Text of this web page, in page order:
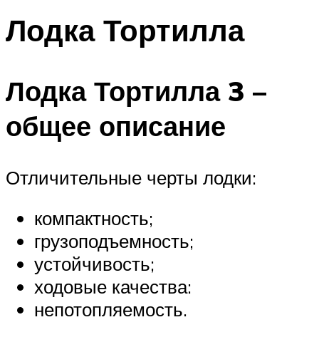
Лодка Тортилла
Лодка Тортилла 3 –
общее описание
Отличительные черты лодки:
компактность;
грузоподъемность;
устойчивость;
ходовые качества:
непотопляемость.